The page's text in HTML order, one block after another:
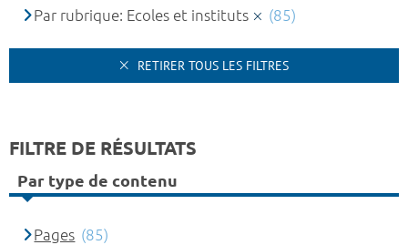
Par rubrique: Ecoles et instituts
(85)
RETIRER TOUS LES FILTRES
FILTRE DE RÉSULTATS
Par type de contenu
Pages (85)